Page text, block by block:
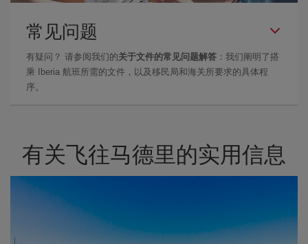
常见问题
有疑问？ 请参阅我们的关于文件的常见问题解答 ：我们阐明了搭
乘 Iberia 航班所需的文件，以及移民局和海关所要求的具体程
序。
有关飞往马德里的实用信息